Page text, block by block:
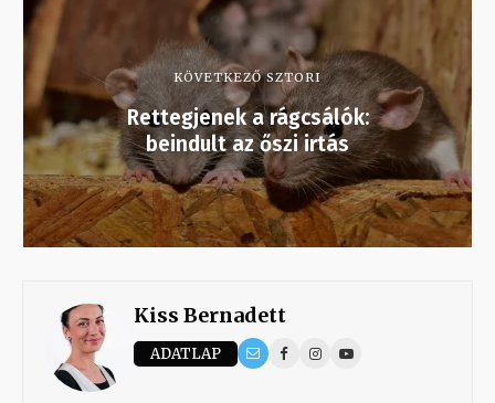
KÖVETKEZŐ SZTORI
Rettegjenek a rágcsálók:
beindult az őszi irtás
Kiss Bernadett
ADATLAP